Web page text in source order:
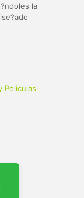
la
Peliculas